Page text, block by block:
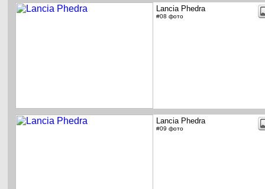
Lancia Phedra
#08 фото
Lancia Phedra
#09 фото